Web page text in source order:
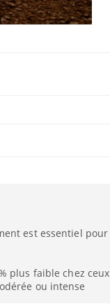
est essentiel pour
plus faible chez ceux
ou intense